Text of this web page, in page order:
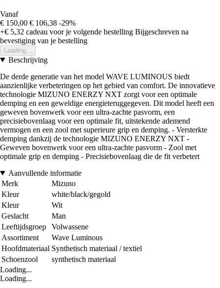
Vanaf
€ 150,00 € 106,38 -29%
+€ 5,32 cadeau voor je volgende bestelling Bijgeschreven na
bevestiging van je bestelling
Loading...
Beschrijving
De derde generatie van het model WAVE LUMINOUS biedt
aanzienlijke verbeteringen op het gebied van comfort. De innovatieve
technologie MIZUNO ENERZY NXT zorgt voor een optimale
demping en een geweldige energieteruggegeven. Dit model heeft een
geweven bovenwerk voor een ultra-zachte pasvorm, een
precisiebovenlaag voor een optimale fit, uitstekende ademend
vermogen en een zool met superieure grip en demping. - Versterkte
demping dankzij de technologie MIZUNO ENERZY NXT -
Geweven bovenwerk voor een ultra-zachte pasvorm - Zool met
optimale grip en demping - Precisiebovenlaag die de fit verbetert
Aanvullende informatie
Merk
Mizuno
Kleur
white/black/gegold
Kleur
Wit
Geslacht
Man
Leeftijdsgroep
Volwassene
Assortiment
Wave Luminous
Hoofdmateriaal Synthetisch materiaal / textiel
Schoenzool
synthetisch materiaal
Loading...
Loading...